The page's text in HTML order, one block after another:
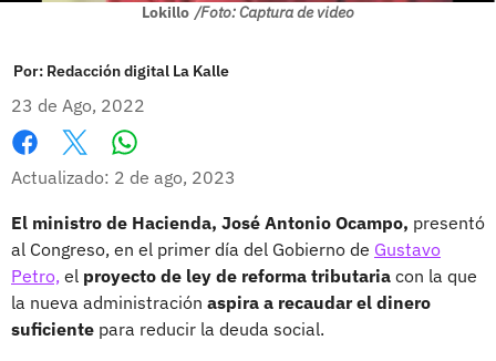
Lokillo /Foto: Captura de video
Por: Redacción digital La Kalle
23 de Ago, 2022
Facebook
X
Actualizado: 2 de ago, 2023
El ministro de Hacienda, José Antonio Ocampo, presentó
al Congreso, en el primer día del Gobierno de Gustavo
Petro, el proyecto de ley de reforma tributaria con la que
la nueva administración aspira a recaudar el dinero
suficiente para reducir la deuda social.